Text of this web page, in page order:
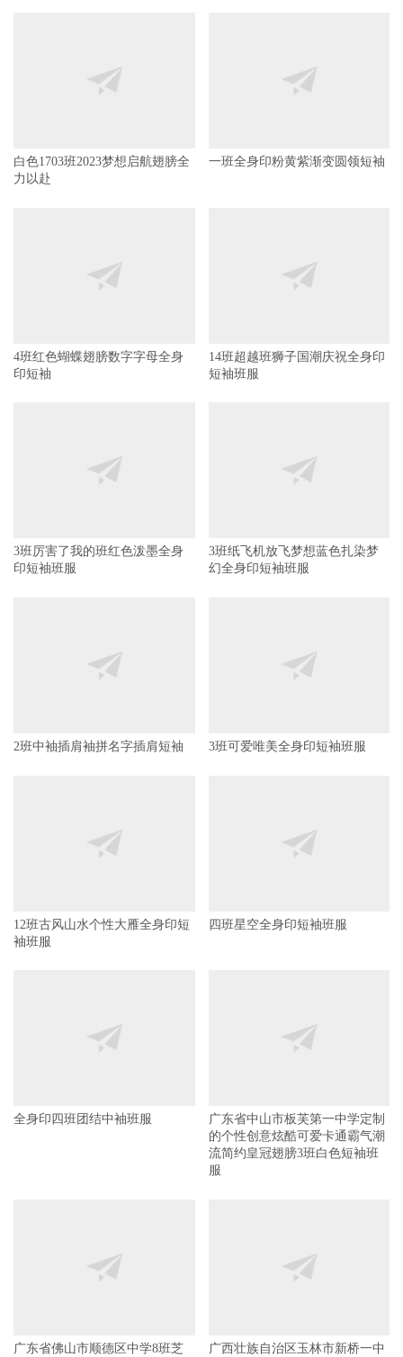
白色1703班2023梦想启航翅膀全
力以赴
一班全身印粉黄紫渐变圆领短袖
4班红色蝴蝶翅膀数字字母全身
印短袖
14班超越班狮子国潮庆祝全身印
短袖班服
3班厉害了我的班红色泼墨全身
印短袖班服
3班纸飞机放飞梦想蓝色扎染梦
幻全身印短袖班服
2班中袖插肩袖拼名字插肩短袖 3班可爱唯美全身印短袖班服
12班古风山水个性大雁全身印短
袖班服
四班星空全身印短袖班服
全身印四班团结中袖班服
广东省中山市板芙第一中学定制
的个性创意炫酷可爱卡通霸气潮
流简约皇冠翅膀3班白色短袖班
服
广东省佛山市顺德区中学8班芝 广西壮族自治区玉林市新桥一中